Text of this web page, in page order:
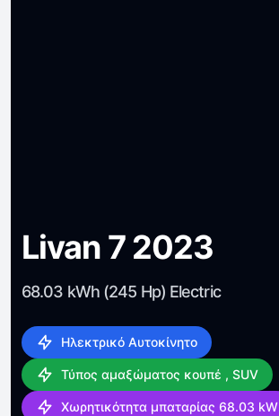
Livan 7 2023
68.03 kWh (245 Hp) Electric
Ηλεκτρικό Αυτοκίνητο
Τύπος αμαξώματος κουπέ , SUV
Χωρητικότητα μπαταρίας 68.03 kW